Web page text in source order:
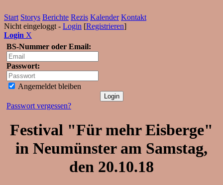
Start Storys Berichte Rezis Kalender Kontakt
Nicht eingeloggt - Login [Registrieren]
Login X
BS-Nummer oder Email:
Passwort:
Angemeldet bleiben
Passwort vergessen?
Festival "Für mehr Eisberge"
in Neumünster am Samstag,
den 20.10.18